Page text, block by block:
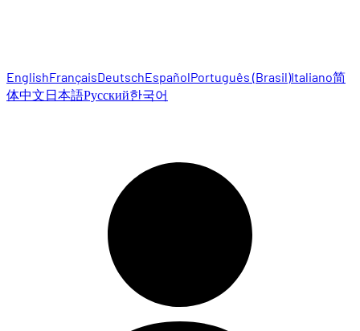
EnglishFrançaisDeutschEspañolPortuguês (Brasil)Italiano简
体中文日本語Русский한국어